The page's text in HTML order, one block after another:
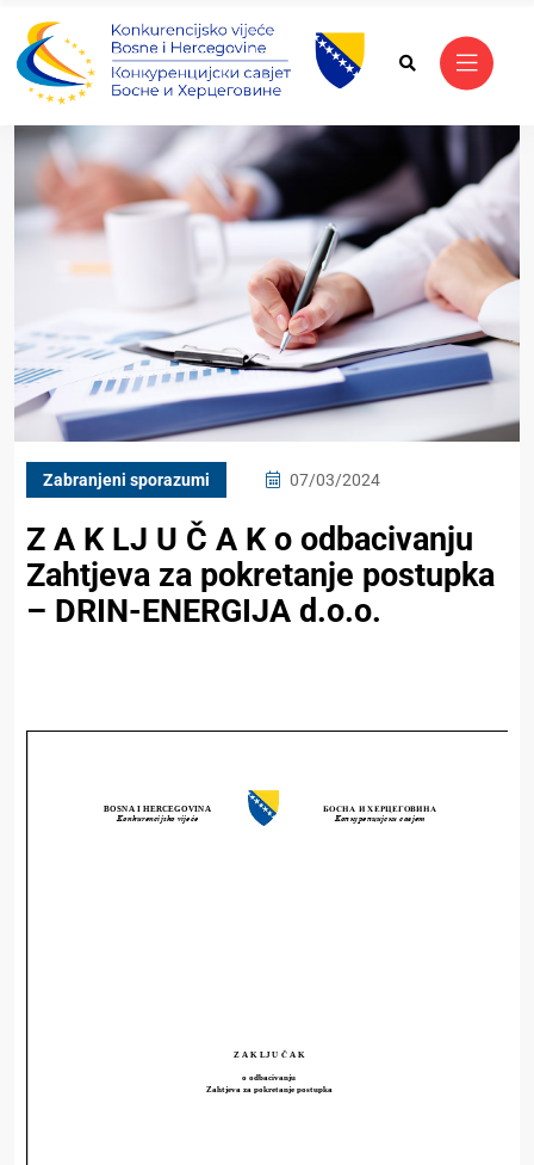
Zabranjeni sporazumi 07/03/2024
Z A K LJ U Č A K o odbacivanju
Zahtjeva za pokretanje postupka
– DRIN-ENERGIJA d.o.o.